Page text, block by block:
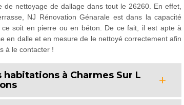
nettoyage de dallage dans tout le 26260. En effet,
NJ Rénovation Génarale est dans la capacité
soit en pierre ou en béton. De ce fait, il est apte à
en dalle et en mesure de le nettoyé correctement afin
à le contacter !
à Charmes Sur L